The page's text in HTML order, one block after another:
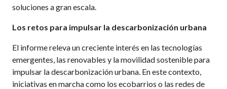
soluciones a gran escala.
Los retos para impulsar la descarbonización urbana
El informe releva un creciente interés en las tecnologías
emergentes, las renovables y la movilidad sostenible para
impulsar la descarbonización urbana. En este contexto,
iniciativas en marcha como los ecobarrios o las redes de